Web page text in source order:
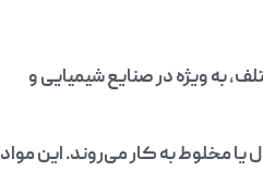
به ویژه در صنایع شیمیایی و
مخلوط به کار می‌روند. این مواد